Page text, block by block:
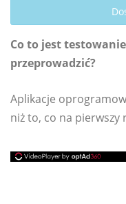
Co to jest
przeprowadzić?
Aplikacje
niż to, co na pierwszy